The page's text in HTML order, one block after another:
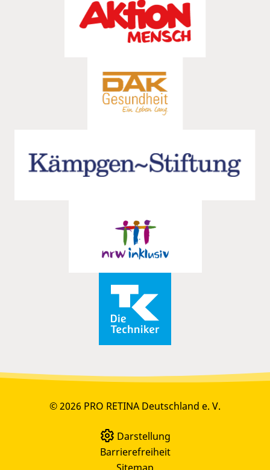
© 2026 PRO RETINA Deutschland e. V.
Darstellung
Barrierefreiheit
Sitemap